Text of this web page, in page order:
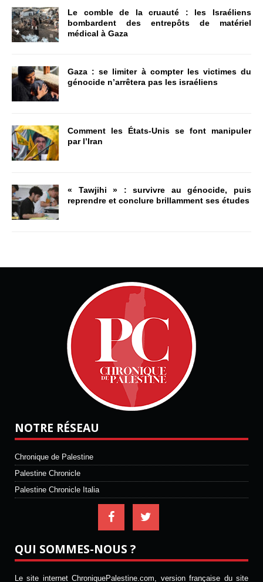
Le comble de la cruauté : les Israéliens
bombardent des entrepôts de matériel
médical à Gaza
Gaza : se limiter à compter les victimes du
génocide n’arrêtera pas les israéliens
Comment les États-Unis se font manipuler
par l’Iran
« Tawjihi » : survivre au génocide, puis
reprendre et conclure brillamment ses études
NOTRE RÉSEAU
Chronique de Palestine
Palestine Chronicle
Palestine Chronicle Italia
QUI SOMMES-NOUS ?
Le site internet ChroniquePalestine.com, version française du site